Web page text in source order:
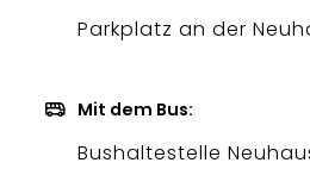
Parkplatz an der
Mit dem Bus:
Bushaltestelle